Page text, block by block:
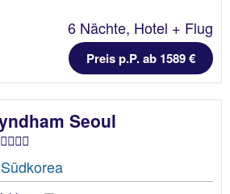
6 Nächte, Hotel + Flug
Preis p.P. ab 1589 €
Seoul